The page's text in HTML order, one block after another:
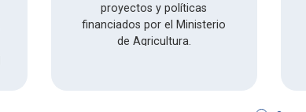
proyectos y políticas
financiados por el Ministerio
de Agricultura.